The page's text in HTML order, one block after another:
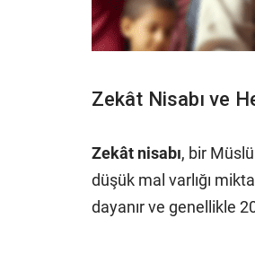
Zekât Nisabı ve
Zekât nisabı, bir
düşük mal varlığı
dayanır ve genellikle